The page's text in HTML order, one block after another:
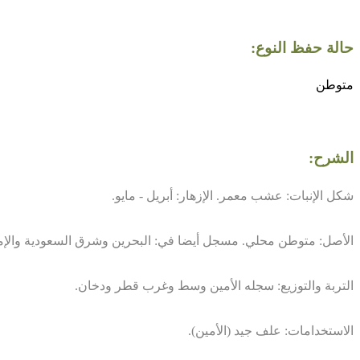
حالة حفظ النوع:
متوطن
الشرح:
شكل الإنبات: عشب معمر. الإزهار: أبريل - مايو.
الأصل: متوطن محلي. مسجل أيضا في: البحرين وشرق السعودية
التربة والتوزيع: سجله الأمين وسط وغرب قطر ودخان.
الاستخدامات: علف جيد (الأمين).